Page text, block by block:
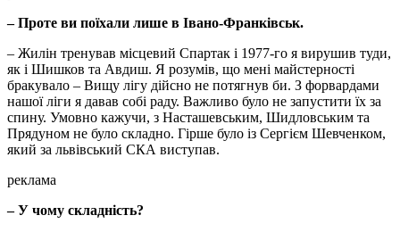
– Проте ви поїхали лише в Івано-Франківськ.
– Жилін тренував місцевий Спартак і 1977-го я вирушив туди,
як і Шишков та Авдиш. Я розумів, що мені майстерності
бракувало – Вищу лігу дійсно не потягнув би. З форвардами
нашої ліги я давав собі раду. Важливо було не запустити їх за
спину. Умовно кажучи, з Насташевським, Шидловським та
Прядуном не було складно. Гірше було із Сергієм Шевченком,
який за львівський СКА виступав.
реклама
– У чому складність?